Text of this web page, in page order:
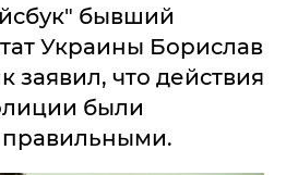
бывший
Украины Борислав
заявил, что действия
были